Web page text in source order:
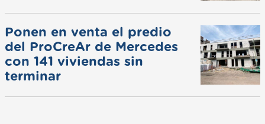
Ponen en venta el predio
del ProCreAr de Mercedes
con 141 viviendas sin
terminar